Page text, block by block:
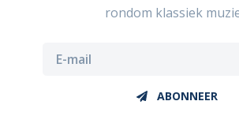
rondom klassiek
ABONNEER